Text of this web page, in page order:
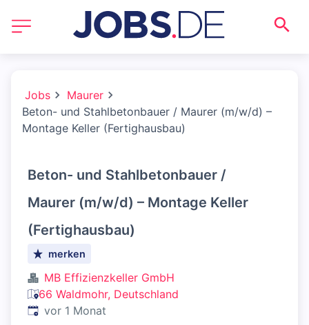
Jobs
Maurer
Beton- und Stahlbetonbauer / Maurer (m/w/d) –
Montage Keller (Fertighausbau)
Beton- und Stahlbetonbauer /
Maurer (m/w/d) – Montage Keller
(Fertighausbau)
merken
MB Effizienzkeller GmbH
66 Waldmohr, Deutschland
Veröffentlicht:
vor 1 Monat